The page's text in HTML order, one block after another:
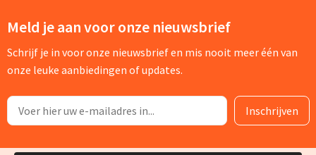
Meld je aan voor onze nieuwsbrief
Schrijf je in voor onze nieuwsbrief en mis nooit meer één van
onze leuke aanbiedingen of updates.